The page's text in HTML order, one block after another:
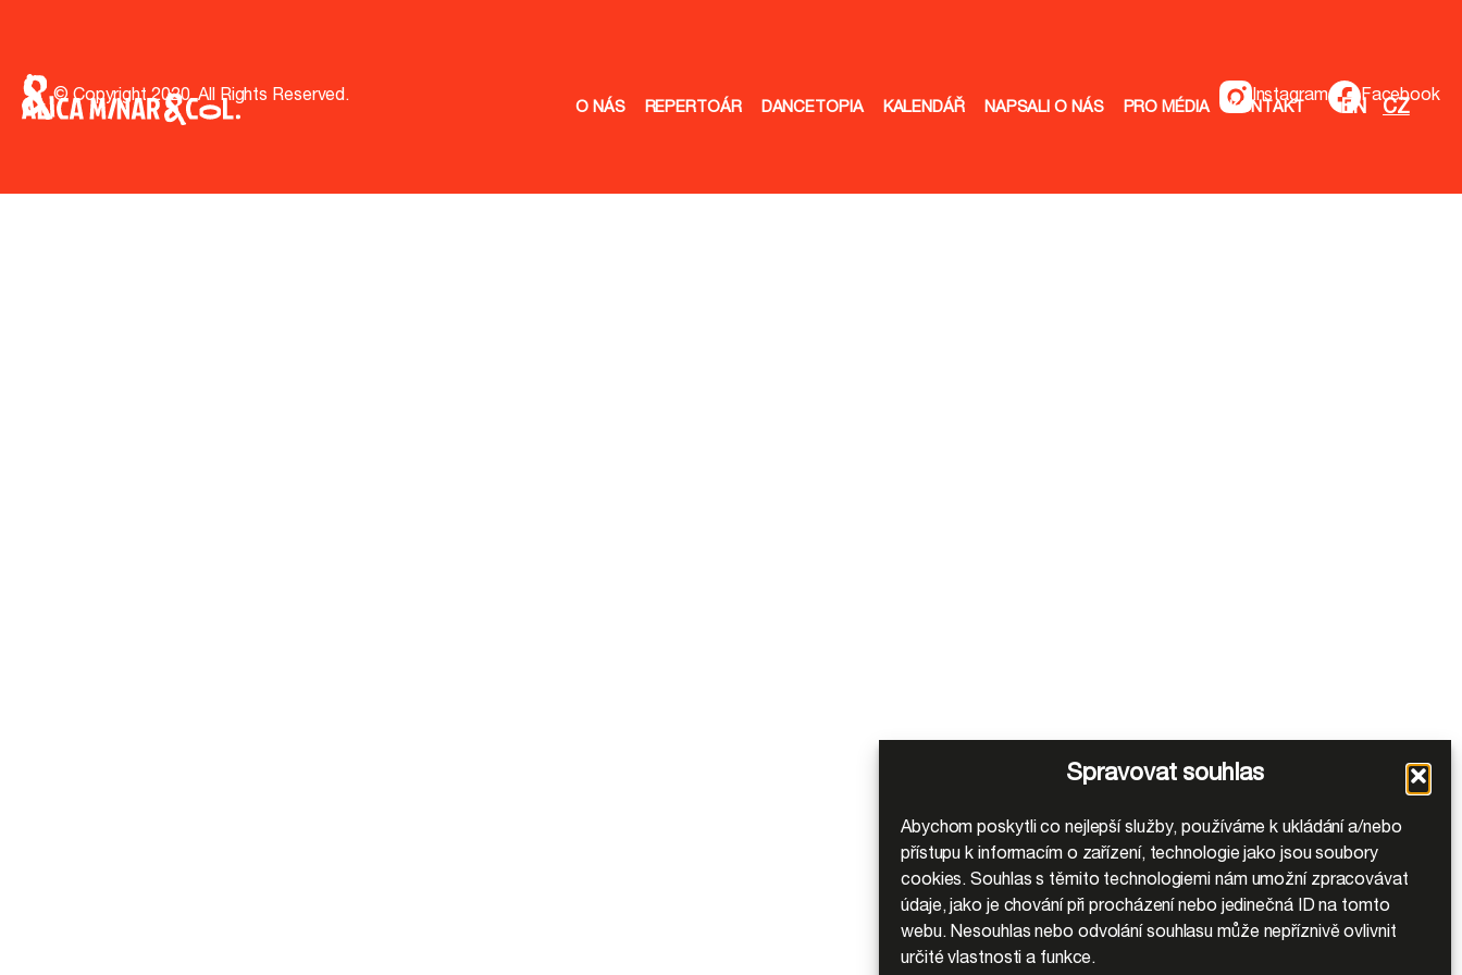
Spravovat souhlas
Abychom poskytli co nejlepší služby, používáme k ukládání a/nebo
přístupu k informacím o zařízení, technologie jako jsou soubory
cookies. Souhlas s těmito technologiemi nám umožní zpracovávat
údaje, jako je chování při procházení nebo jedinečná ID na tomto
webu. Nesouhlas nebo odvolání souhlasu může nepříznivě ovlivnit
určité vlastnosti a funkce.
O NÁS REPERTOÁR DANCETOPIA KALENDÁŘ NAPSALI O NÁS PRO MÉDIA KONTAKT EN CZ
© Copyright 2020. All Rights Reserved. Instagram Facebook